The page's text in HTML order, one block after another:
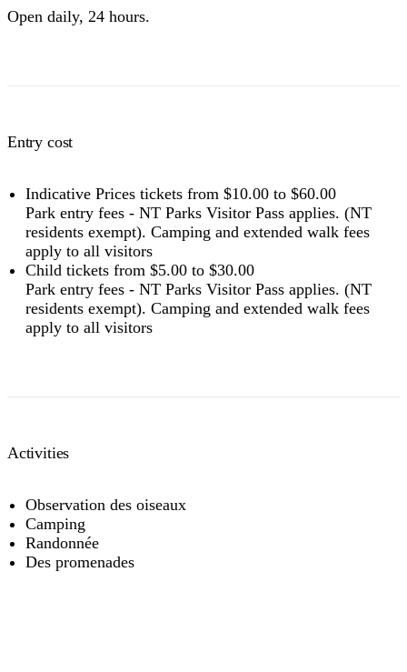
Open daily, 24 hours.
Entry cost
Indicative Prices tickets from $10.00 to $60.00
Park entry fees - NT Parks Visitor Pass applies. (NT
residents exempt). Camping and extended walk fees
apply to all visitors
Child tickets from $5.00 to $30.00
Park entry fees - NT Parks Visitor Pass applies. (NT
residents exempt). Camping and extended walk fees
apply to all visitors
Activities
Observation des oiseaux
Camping
Randonnée
Des promenades